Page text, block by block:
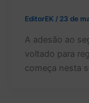
EditorEK / 23 de
A adesão ao
voltado para
começa nesta